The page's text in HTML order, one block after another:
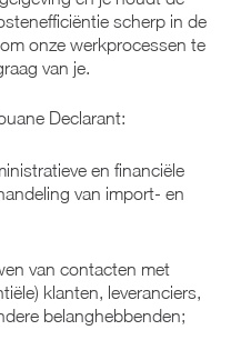
scherp in de
onze werkprocessen te
van je.
Declarant:
en financiële
van import- en
van contacten met
klanten, leveranciers,
belanghebbenden;